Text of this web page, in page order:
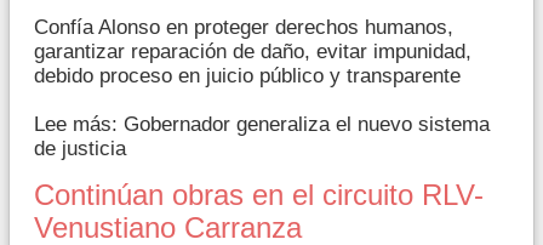
Confía Alonso en proteger derechos humanos,
garantizar reparación de daño, evitar impunidad,
debido proceso en juicio público y transparente
Lee más: Gobernador generaliza el nuevo sistema
de justicia
Continúan obras en el circuito RLV-
Venustiano Carranza